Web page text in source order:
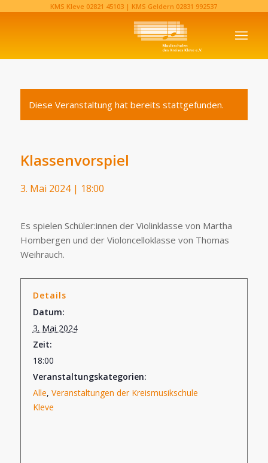
KMS Kleve 02821 45103‬ | KMS Geldern 02831 992537‬
Diese Veranstaltung hat bereits stattgefunden.
Klassenvorspiel
3. Mai 2024 | 18:00
Es spielen Schüler:innen der Violinklasse von Martha
Hombergen und der Violoncelloklasse von Thomas
Weihrauch.
Details
Datum:
3. Mai 2024
Zeit:
18:00
Veranstaltungskategorien:
Alle, Veranstaltungen der Kreismusikschule
Kleve